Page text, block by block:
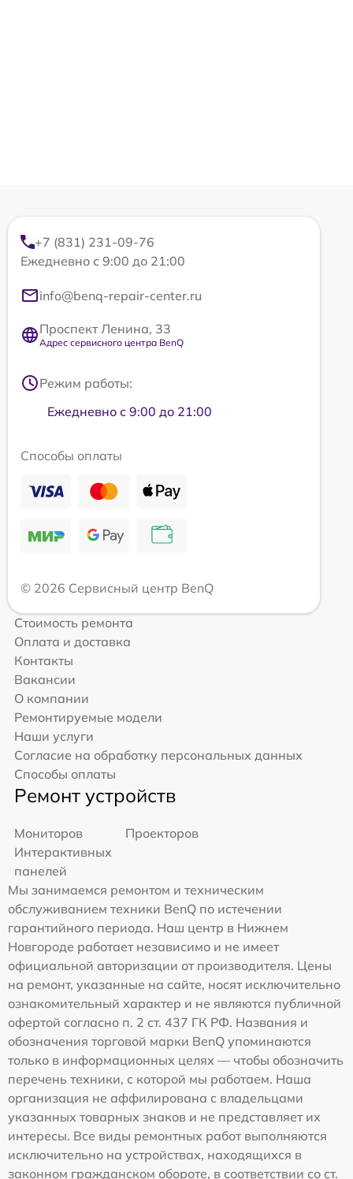
+7 (831) 231-09-76
Ежедневно с 9:00 до 21:00
info@benq-repair-center.ru
Проспект Ленина, 33
Адрес сервисного центра BenQ
Режим работы:
Ежедневно с 9:00 до 21:00
Способы оплаты
© 2026 Сервисный центр BenQ
Стоимость ремонта
Оплата и доставка
Контакты
Вакансии
О компании
Ремонтируемые модели
Наши услуги
Согласие на обработку персональных данных
Способы оплаты
Ремонт устройств
Мониторов
Проекторов
Интерактивных
панелей
Мы занимаемся ремонтом и техническим
обслуживанием техники BenQ по истечении
гарантийного периода. Наш центр в Нижнем
Новгороде работает независимо и не имеет
официальной авторизации от производителя. Цены
на ремонт, указанные на сайте, носят исключительно
ознакомительный характер и не являются публичной
офертой согласно п. 2 ст. 437 ГК РФ. Названия и
обозначения торговой марки BenQ упоминаются
только в информационных целях — чтобы обозначить
перечень техники, с которой мы работаем. Наша
организация не аффилирована с владельцами
указанных товарных знаков и не представляет их
интересы. Все виды ремонтных работ выполняются
исключительно на устройствах, находящихся в
законном гражданском обороте, в соответствии со ст.